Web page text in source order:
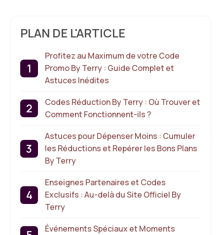
PLAN DE L'ARTICLE
Profitez au Maximum de votre Code
Promo By Terry : Guide Complet et
Astuces Inédites
Codes Réduction By Terry : Où Trouver et
Comment Fonctionnent-ils ?
Astuces pour Dépenser Moins : Cumuler
les Réductions et Repérer les Bons Plans
By Terry
Enseignes Partenaires et Codes
Exclusifs : Au-delà du Site Officiel By
Terry
Événements Spéciaux et Moments